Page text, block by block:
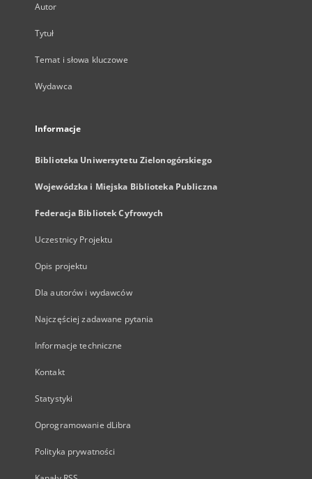
Autor
Tytuł
Temat i słowa kluczowe
Wydawca
Informacje
Biblioteka Uniwersytetu Zielonogórskiego
Wojewódzka i Miejska Biblioteka Publiczna
Federacja Bibliotek Cyfrowych
Uczestnicy Projektu
Opis projektu
Dla autorów i wydawców
Najczęściej zadawane pytania
Informacje techniczne
Kontakt
Statystyki
Oprogramowanie dLibra
Polityka prywatności